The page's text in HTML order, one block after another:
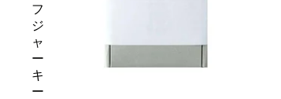
フ
ジ
ャ
ー
キ
ー